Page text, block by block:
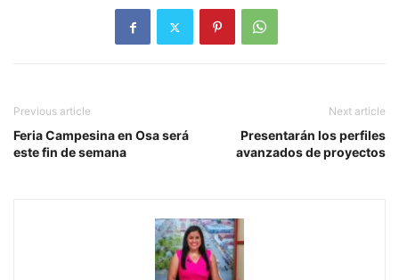
Previous article
Feria Campesina en Osa será
este fin de semana
Next article
Presentarán los perfiles
avanzados de proyectos